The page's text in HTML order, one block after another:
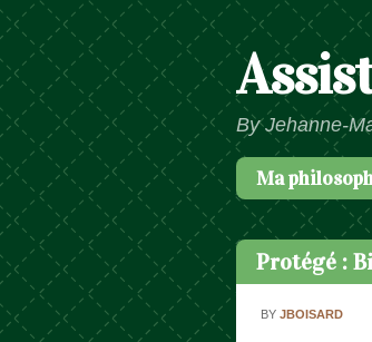
By Jehanne-
Menu
Passer au
Ma
Protégé :
BYJBOISARD